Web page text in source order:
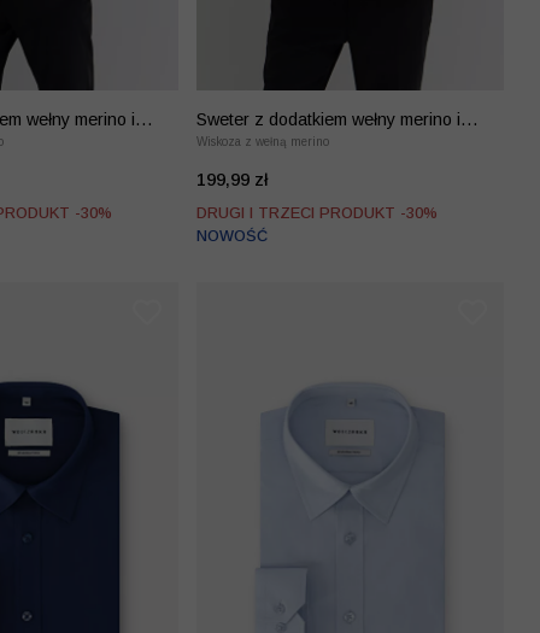
wełny merino i
-30%
Sweter z dodatkiem wełny merino i
kaszmiru
Wiskoza z wełną merino
199,99 zł
DRUGI I TRZECI PRODUKT -30%
NOWOŚĆ